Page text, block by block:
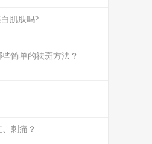
肌肤吗?
简单的祛斑方法？
刺痛？